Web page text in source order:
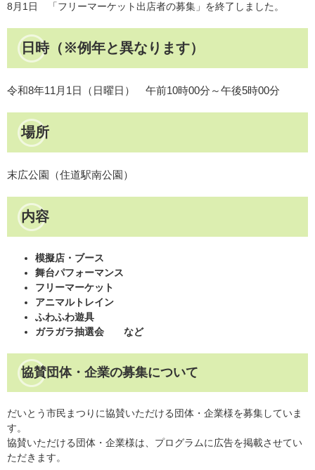
8月1日 「フリーマーケット出店者の募集」を終了しました。
日時（※例年と異なります）
令和8年11月1日（日曜日） 午前10時00分～午後5時00分
場所
末広公園（住道駅南公園）
内容
模擬店・ブース
舞台パフォーマンス
フリーマーケット
アニマルトレイン
ふわふわ遊具
ガラガラ抽選会 など
協賛団体・企業の募集について
だいとう市民まつりに協賛いただける団体・企業様を募集していま
す。
協賛いただける団体・企業様は、プログラムに広告を掲載させてい
ただきます。